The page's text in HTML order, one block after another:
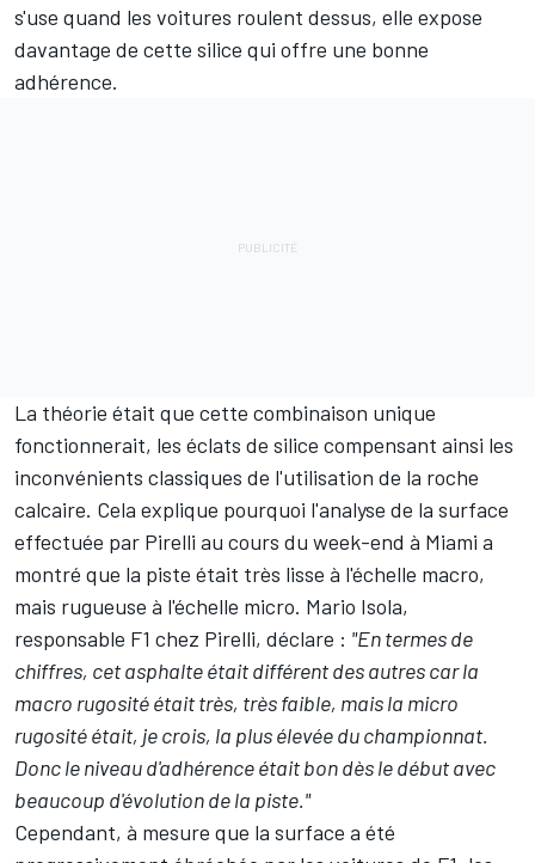
s'use quand les voitures roulent dessus, elle expose
davantage de cette silice qui offre une bonne
adhérence.
La théorie était que cette combinaison unique
fonctionnerait, les éclats de silice compensant ainsi les
inconvénients classiques de l'utilisation de la roche
calcaire. Cela explique pourquoi l'analyse de la surface
effectuée par Pirelli au cours du week-end à Miami a
montré que la piste était très lisse à l'échelle macro,
mais rugueuse à l'échelle micro. Mario Isola,
responsable F1 chez Pirelli, déclare : "En termes de
chiffres, cet asphalte était différent des autres car la
macro rugosité était très, très faible, mais la micro
rugosité était, je crois, la plus élevée du championnat.
Donc le niveau d'adhérence était bon dès le début avec
beaucoup d'évolution de la piste."
Cependant, à mesure que la surface a été